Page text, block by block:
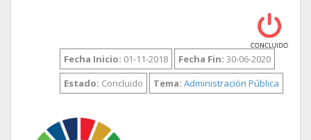
Fecha Inicio: 01-11-2018 Fecha Fin: 30-06-2020
Estado: Concluido Tema: Administración Pública